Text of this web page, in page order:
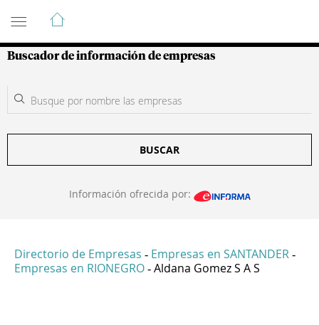
Guía de Empresas Colombianas
Buscador de información de empresas
BUSCAR
Información ofrecida por:
Directorio de Empresas - Empresas en SANTANDER -
Empresas en RIONEGRO - Aldana Gomez S A S